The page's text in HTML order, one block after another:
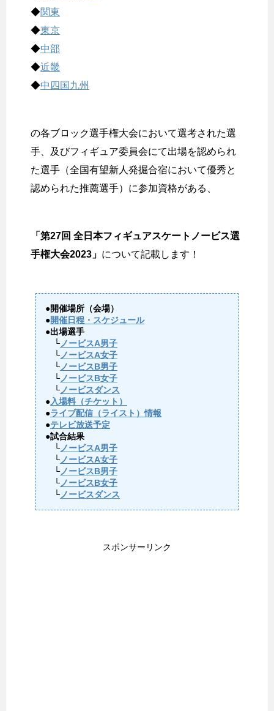
◆関東
◆東京
◆中部
◆近畿
◆中四国九州
の各ブロック選手権大会において選考された選
手、及びフィギュア委員会にて出場を認められ
た選手（全国有望新人発掘合宿において優秀と
認められた推薦選手）に参加資格がある、
「第27回 全日本フィギュアスケートノービス選
手権大会2023」 について記載します！
●開催場所（会場）
●開催日程・スケジュール
●出場選手
└ノービスA男子
└ノービスA女子
└ノービスB男子
└ノービスB女子
└ノービスダンス
●入場料（チケット）
●ライブ配信（ライスト）情報
●テレビ放送予定
●試合結果
└ノービスA男子
└ノービスA女子
└ノービスB男子
└ノービスB女子
└ノービスダンス
スポンサーリンク